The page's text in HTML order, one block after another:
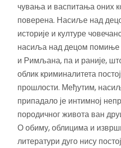
чувања и васпитања оних
поверена. Насиље над
историје и културе
насиља над децом помиње
и Римљана, па и раније,
облик криминалитета
прошлости. Међутим,
припадало је интимној
породичног живота ван
О обиму, облицима и
литератури дуго нису